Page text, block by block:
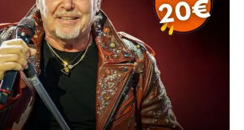
Log in
Creare un account